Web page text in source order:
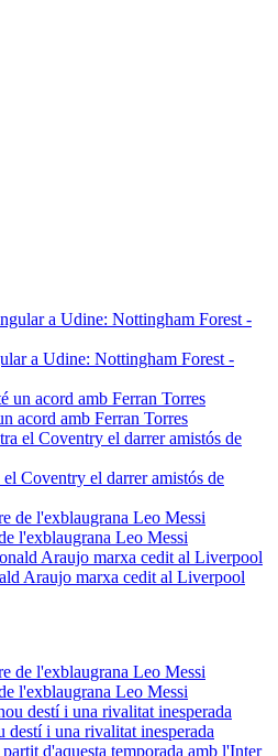
a Udine: Nottingham Forest -
acord amb Ferran Torres
Coventry el darrer amistós de
l'exblaugrana Leo Messi
Araujo marxa cedit al Liverpool
l'exblaugrana Leo Messi
destí i una rivalitat inesperada